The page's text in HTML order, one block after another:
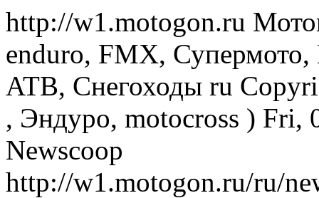
http://w1.motogon.ru
enduro, FMX,
ATB, Снегоходы ru
, Эндуро, motocross ) Fri,
Newscoop
http://w1.motogon.ru/ru/